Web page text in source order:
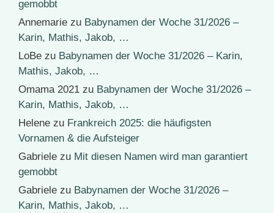
gemobbt
Annemarie zu Babynamen der Woche 31/2026 –
Karin, Mathis, Jakob, …
LoBe zu Babynamen der Woche 31/2026 – Karin,
Mathis, Jakob, …
Omama 2021 zu Babynamen der Woche 31/2026 –
Karin, Mathis, Jakob, …
Helene zu Frankreich 2025: die häufigsten
Vornamen & die Aufsteiger
Gabriele zu Mit diesen Namen wird man garantiert
gemobbt
Gabriele zu Babynamen der Woche 31/2026 –
Karin, Mathis, Jakob, …